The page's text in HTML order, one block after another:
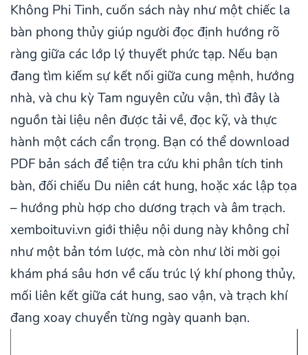
Không Phi Tinh, cuốn sách này như một chiếc la
bàn phong thủy giúp người đọc định hướng rõ
ràng giữa các lớp lý thuyết phức tạp. Nếu bạn
đang tìm kiếm sự kết nối giữa cung mệnh, hướng
nhà, và chu kỳ Tam nguyên cửu vận, thì đây là
nguồn tài liệu nên được tải về, đọc kỹ, và thực
hành một cách cẩn trọng. Bạn có thể download
PDF bản sách để tiện tra cứu khi phân tích tinh
bàn, đối chiếu Du niên cát hung, hoặc xác lập tọa
– hướng phù hợp cho dương trạch và âm trạch.
xemboituvi.vn giới thiệu nội dung này không chỉ
như một bản tóm lược, mà còn như lời mời gọi
khám phá sâu hơn về cấu trúc lý khí phong thủy,
mối liên kết giữa cát hung, sao vận, và trạch khí
đang xoay chuyển từng ngày quanh bạn.